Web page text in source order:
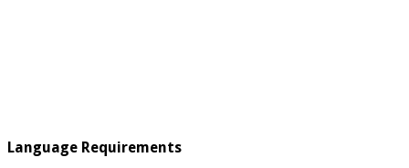
Language Requirements